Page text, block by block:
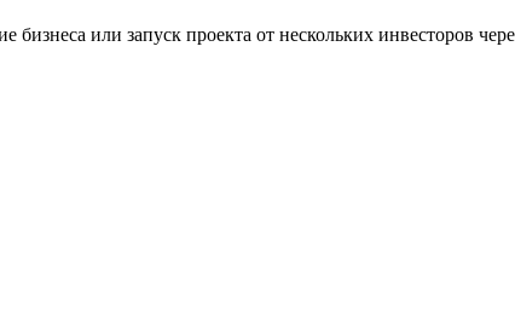
бизнеса или запуск проекта от нескольких инвесторов